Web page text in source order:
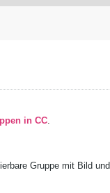
in CC.
Gruppe mit Bild